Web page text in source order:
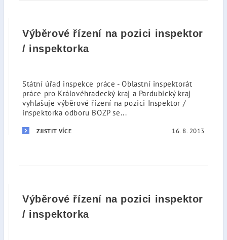
Výběrové řízení na pozici inspektor
/ inspektorka
Státní úřad inspekce práce - Oblastní inspektorát
práce pro Královéhradecký kraj a Pardubický kraj
vyhlašuje výběrové řízení na pozici Inspektor /
inspektorka odboru BOZP se...
ZJISTIT VÍCE 16. 8. 2013
Výběrové řízení na pozici inspektor
/ inspektorka